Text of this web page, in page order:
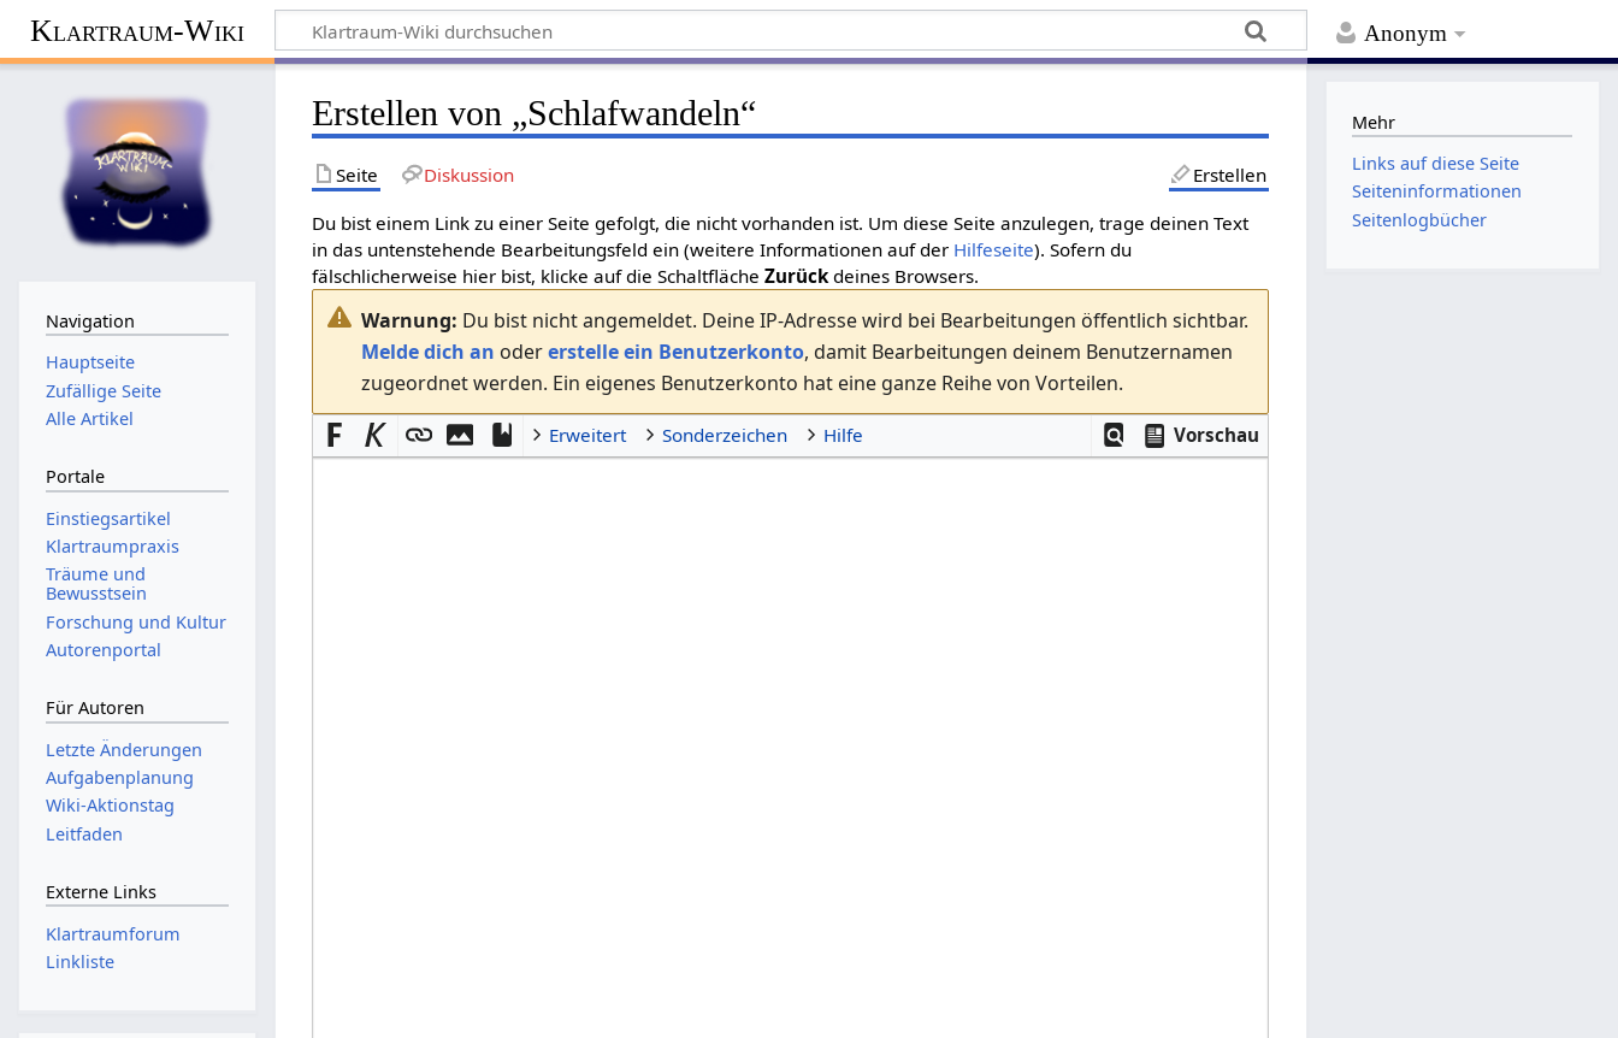
Anonym
Klartraum-Wiki
Erstellen von „Schlafwandeln“
Seite Diskussion Erstellen
Du bist einem Link zu einer Seite gefolgt, die nicht vorhanden ist. Um diese Seite anzulegen, trage deinen Text
in das untenstehende Bearbeitungsfeld ein (weitere Informationen auf der Hilfeseite). Sofern du
fälschlicherweise hier bist, klicke auf die SchaltflächeZurück deines Browsers.
Warnung: Du bist nicht angemeldet. Deine IP-Adresse wird bei Bearbeitungen öffentlich sichtbar.
Melde dich an odererstelle ein Benutzerkonto, damit Bearbeitungen deinem Benutzernamen
zugeordnet werden. Ein eigenes Benutzerkonto hat eine ganze Reihe von Vorteilen.
Vorschau
Erweitert Sonderzeichen Hilfe
Navigation
Hauptseite
Zufällige Seite
Alle Artikel
Portale
Einstiegsartikel
Klartraumpraxis
Träume und
Bewusstsein
Forschung und Kultur
Autorenportal
Für Autoren
Letzte Änderungen
Aufgabenplanung
Wiki-Aktionstag
Leitfaden
Externe Links
Klartraumforum
Linkliste
Mehr
Links auf diese Seite
Seiten­­informationen
Seitenlogbücher